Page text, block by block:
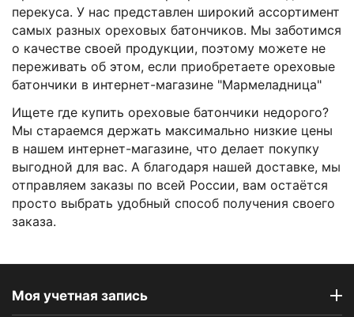
перекуса. У нас представлен широкий ассортимент
самых разных ореховых батончиков. Мы заботимся
о качестве своей продукции, поэтому можете не
переживать об этом, если приобретаете ореховые
батончики в интернет-магазине "Мармеладница"
Ищете где купить ореховые батончики недорого?
Мы стараемся держать максимально низкие цены
в нашем интернет-магазине, что делает покупку
выгодной для вас. А благодаря нашей доставке, мы
отправляем заказы по всей России, вам остаётся
просто выбрать удобный способ получения своего
заказа.
Моя учетная запись